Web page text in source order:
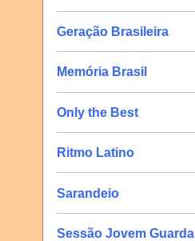
Geração Brasileira
Memória Brasil
Only the Best
Ritmo Latino
Sarandeio
Sessão Jovem Guarda